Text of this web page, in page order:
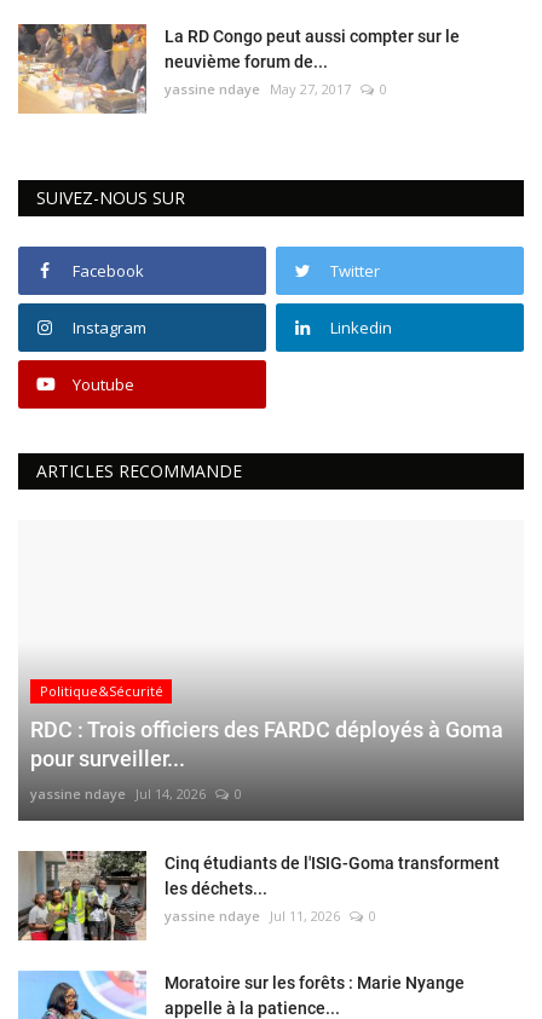
La RD Congo peut aussi compter sur le
neuvième forum de...
yassine ndaye May 27, 2017 0
SUIVEZ-NOUS SUR
Facebook Twitter
Instagram Linkedin
Youtube
ARTICLES RECOMMANDE
Politique&Sécurité
RDC : Trois officiers des FARDC déployés à Goma
pour surveiller...
yassine ndaye Jul 14, 2026 0
Cinq étudiants de l'ISIG-Goma transforment
les déchets...
yassine ndaye Jul 11, 2026 0
Moratoire sur les forêts : Marie Nyange
appelle à la patience...